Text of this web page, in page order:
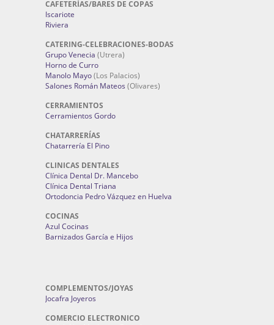
CAFETERÍAS/BARES DE COPAS
Iscariote
Riviera
CATERING-CELEBRACIONES-BODAS
Grupo Venecia (Utrera)
Horno de Curro
Manolo Mayo(Los Palacios)
Salones Román Mateos (Olivares)
CERRAMIENTOS
Cerramientos Gordo
CHATARRERÍAS
Chatarrería El Pino
CLINICAS DENTALES
Clínica Dental Dr. Mancebo
Clínica Dental Triana
Ortodoncia Pedro Vázquez en Huelva
COCINAS
Azul Cocinas
Barnizados García e Hijos
COMPLEMENTOS/JOYAS
Jocafra Joyeros
COMERCIO ELECTRONICO